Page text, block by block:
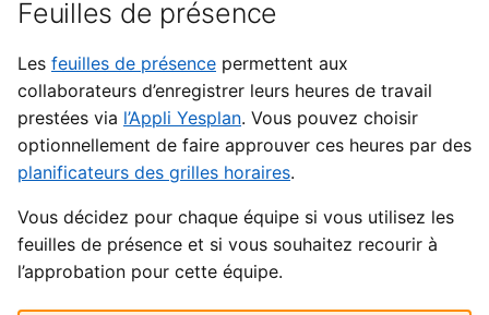
o
n
d
e
l
a
Paramètres de l’utilisateur
Fichiers
Intégrations
Fonctionnalités obsolètes
et supprimées
Types de données externes
Introduire les heures
Feuilles de présence
Les feuilles de présence permettent aux
collaborateurs d’enregistrer leurs heures de travail
prestées via l’Appli Yesplan. Vous pouvez choisir
optionnellement de faire approuver ces heures par des
planificateurs des grilles horaires.
Vous décidez pour chaque équipe si vous utilisez les
feuilles de présence et si vous souhaitez recourir à
l’approbation pour cette équipe.